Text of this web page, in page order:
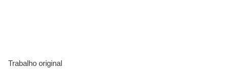
Trabalho original